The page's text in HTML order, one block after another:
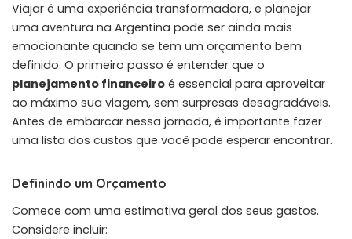
Viajar é uma experiência transformadora, e planejar
uma aventura na Argentina pode ser ainda mais
emocionante quando se tem um orçamento bem
definido. O primeiro passo é entender que o
planejamento financeiro é essencial para aproveitar
ao máximo sua viagem, sem surpresas desagradáveis.
Antes de embarcar nessa jornada, é importante fazer
uma lista dos custos que você pode esperar encontrar.
Definindo um Orçamento
Comece com uma estimativa geral dos seus gastos.
Considere incluir: